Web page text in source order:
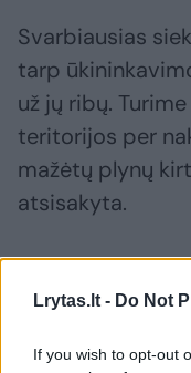
Lrytas.lt - Do Not
If you wish to opt-out
Svarbiausias
tarp
už jų ribų.
teritorijos per
mažėtų plynų
atsisakyta.